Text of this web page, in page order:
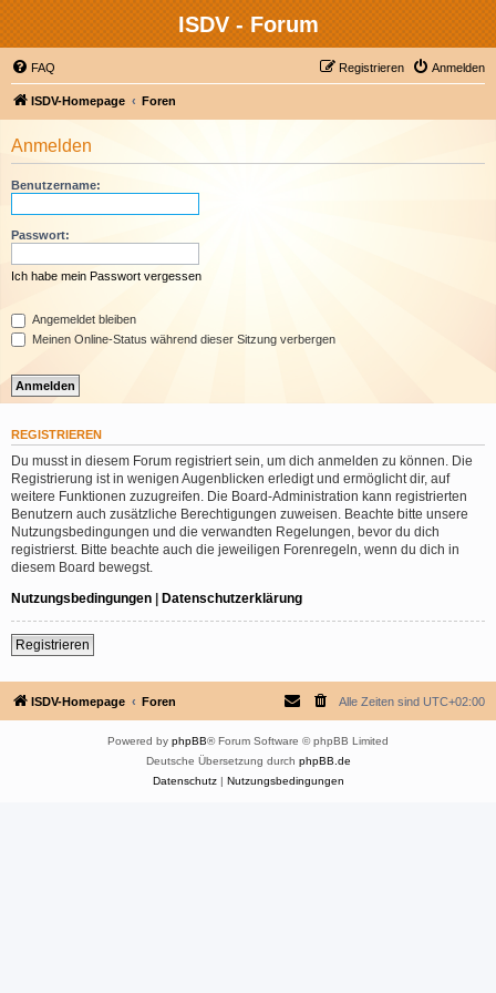
ISDV - Forum
FAQ Anmelden
Registrieren
ISDV-Homepage Foren
Anmelden
Benutzername:
Passwort:
Ich habe mein Passwort vergessen
Angemeldet bleiben
Meinen Online-Status während dieser Sitzung verbergen
REGISTRIEREN
Du musst in diesem Forum registriert sein, um dich anmelden zu können. Die
Registrierung ist in wenigen Augenblicken erledigt und ermöglicht dir, auf
weitere Funktionen zuzugreifen. Die Board-Administration kann registrierten
Benutzern auch zusätzliche Berechtigungen zuweisen. Beachte bitte unsere
Nutzungsbedingungen und die verwandten Regelungen, bevor du dich
registrierst. Bitte beachte auch die jeweiligen Forenregeln, wenn du dich in
diesem Board bewegst.
Nutzungsbedingungen | Datenschutzerklärung
Registrieren
ISDV-Homepage Foren Alle Zeiten sind UTC+02:00
Powered by phpBB® Forum Software © phpBB Limited
Deutsche Übersetzung durch phpBB.de
Datenschutz| Nutzungsbedingungen